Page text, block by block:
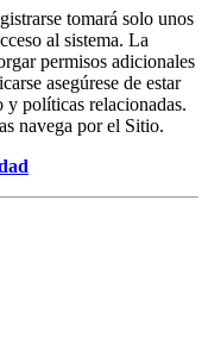
tomará solo unos
al sistema. La
permisos adicionales
asegúrese de estar
y políticas relacionadas.
navega por el Sitio.